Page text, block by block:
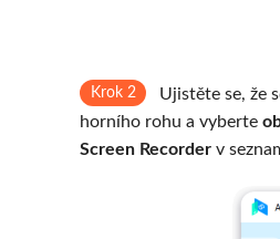
Krok 2 Ujistěte se, že
horního rohu a vyberte
Screen Recorder v